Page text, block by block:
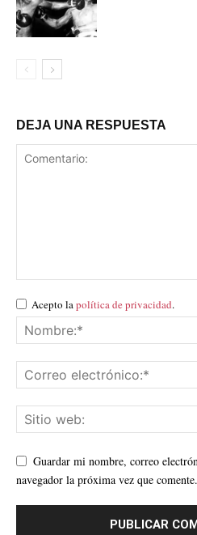
DEJA UNA RESPUESTA
Acepto lapolítica de privacidad.
Guardar mi nombre, correo
navegador la próxima vez que comente.